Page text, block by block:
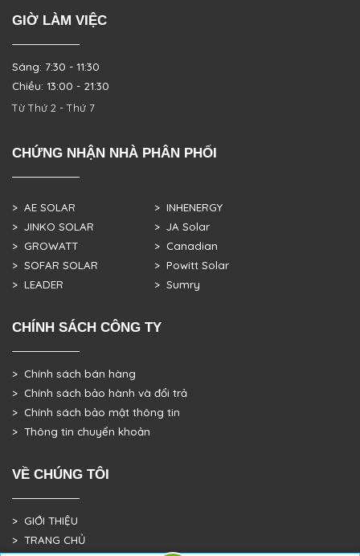
GIỜ LÀM VIỆC
Sáng: 7:30 - 11:30
Chiều: 13:00 - 21:30
Từ Thứ 2 - Thứ 7
CHỨNG NHẬN NHÀ PHÂN PHỐI
> AE SOLAR
> JINKO SOLAR
> GROWATT
> SOFAR SOLAR
> LEADER
> INHENERGY
> JA Solar
> Canadian
> Powitt Solar
> Sumry
CHÍNH SÁCH CÔNG TY
> Chính sách bán hàng
> Chính sách bảo hành và đổi trả
> Chính sách bảo mật thông tin
> Thông tin chuyển khoản
VỀ CHÚNG TÔI
> GIỚI THIỆU
> TRANG CHỦ